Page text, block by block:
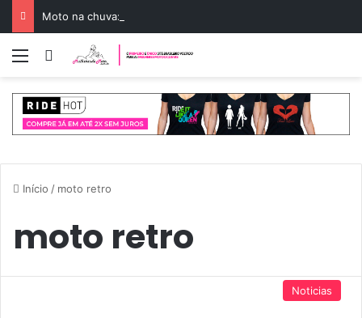
Moto na chuva: guia para pilotar com segurança
Menu Entrar
Início / moto retro
moto retro
Noticias